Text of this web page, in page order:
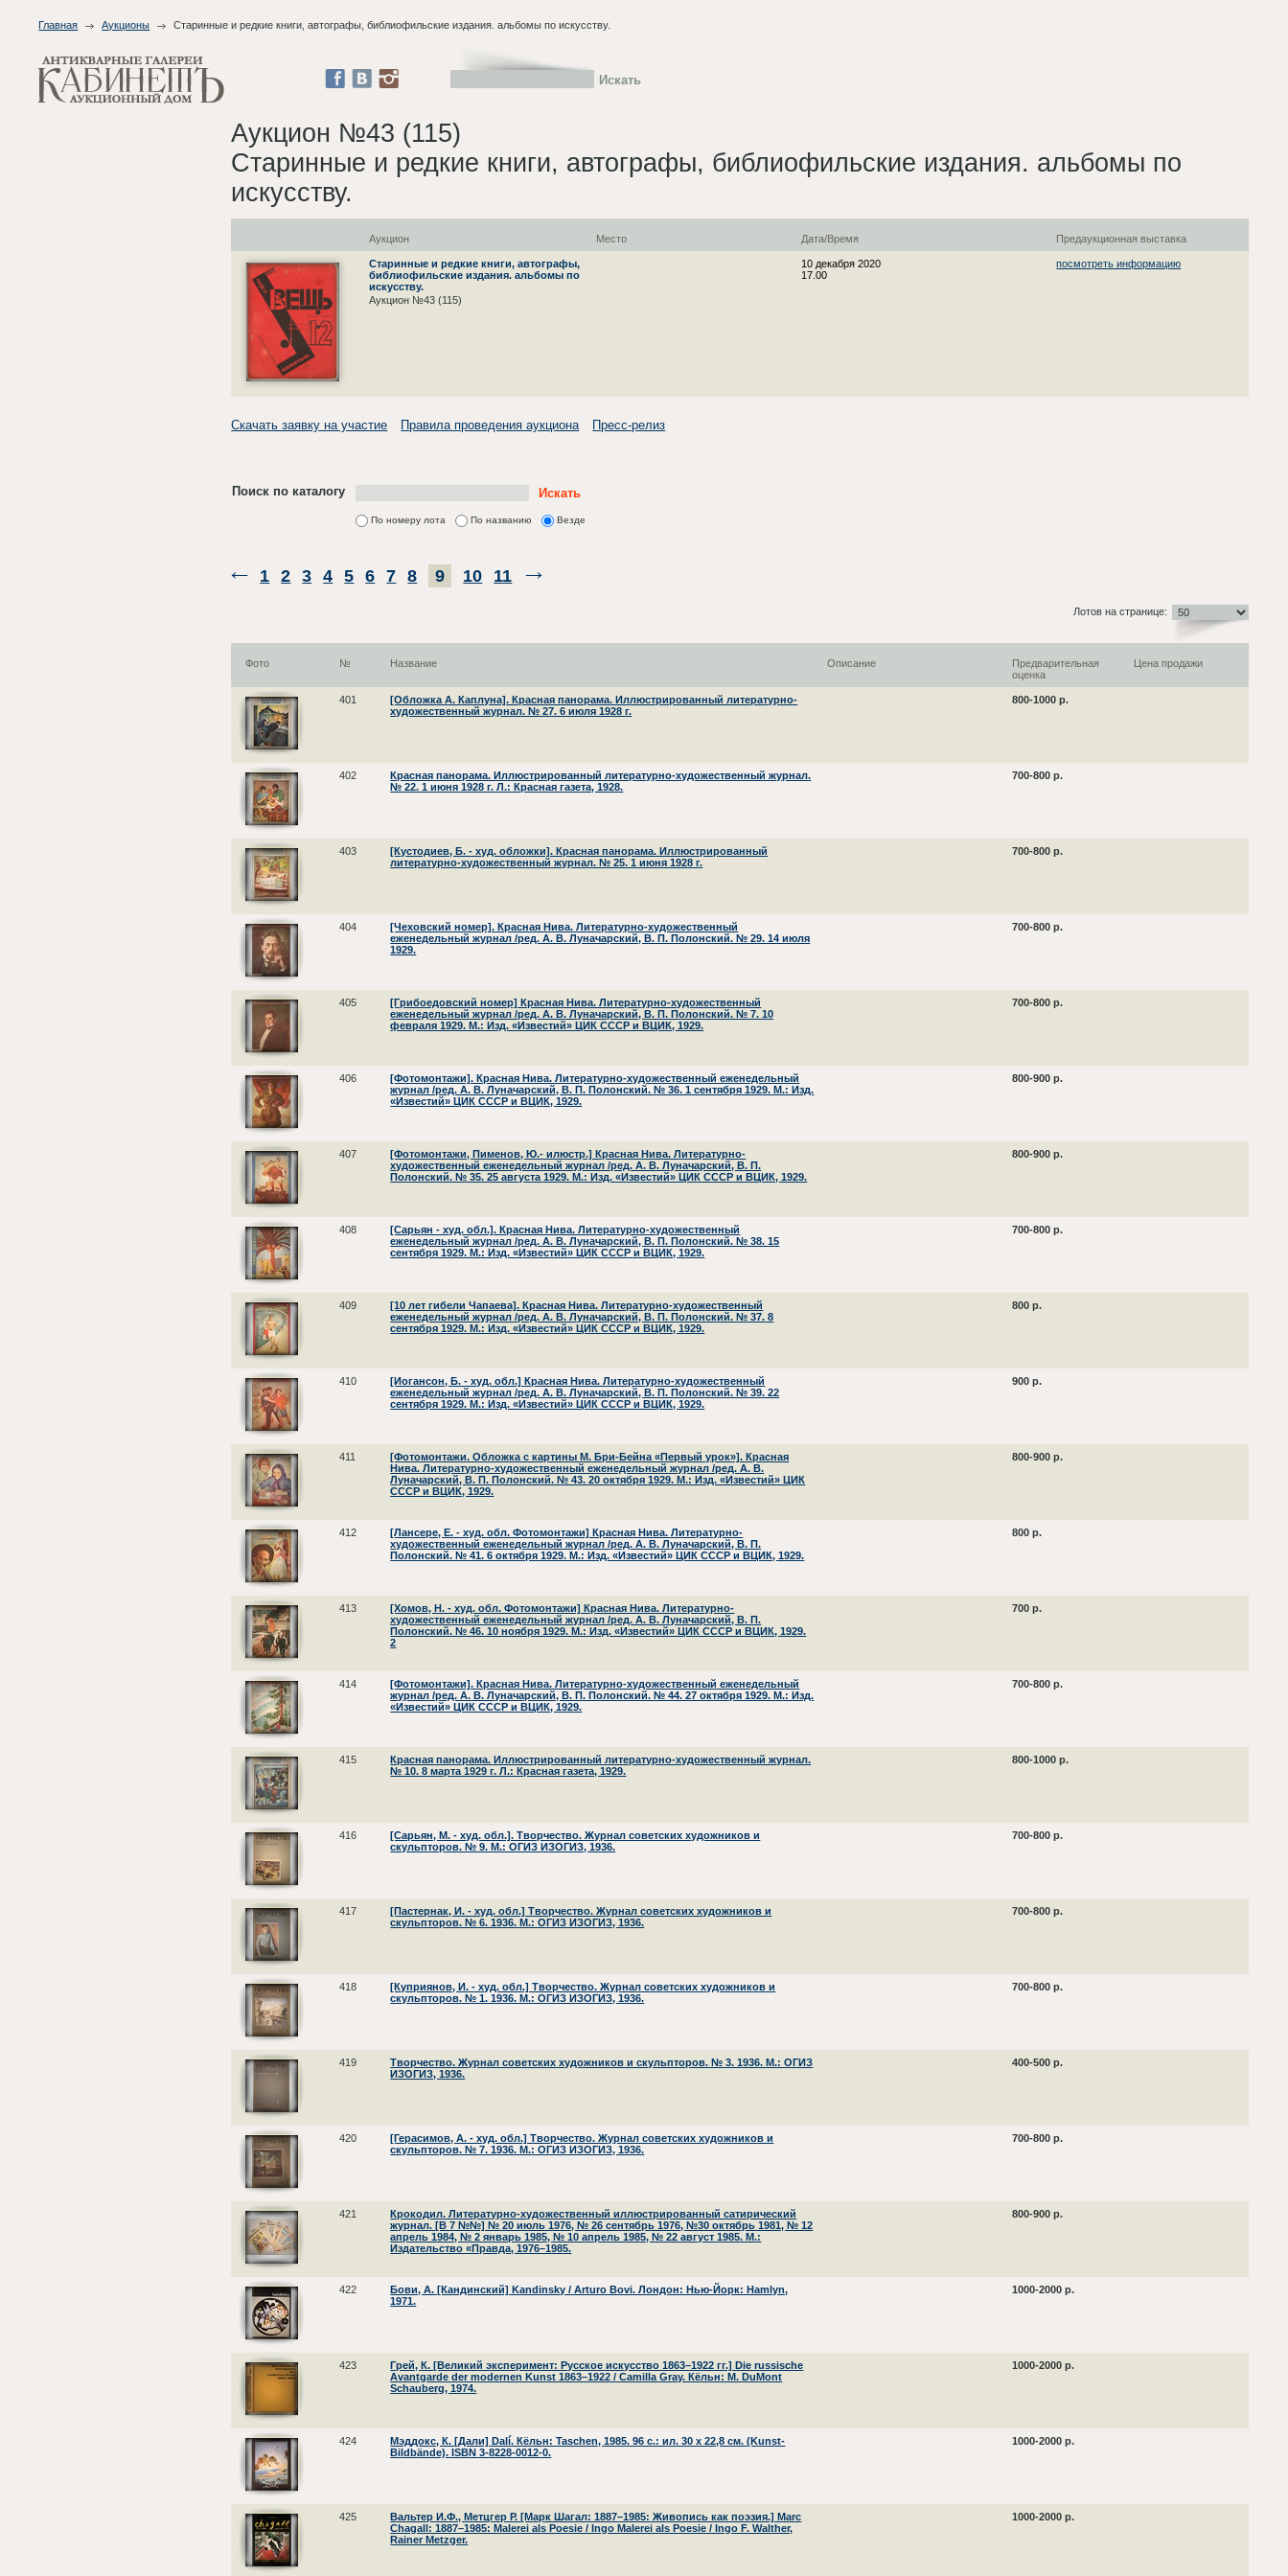
Главная Аукционы Старинные и редкие книги, автографы, библиофильские издания. альбомы по искусству.
Аукцион №43 (115)
Старинные и редкие книги, автографы, библиофильские издания. альбомы по
искусству.
Аукцион Место Дата/Время Предаукционная выставка
Старинные и редкие книги, автографы,
библиофильские издания. альбомы по
искусству.
Аукцион №43 (115)
10 декабря 2020
17.00
посмотреть информацию
Скачать заявку на участие Правила проведения аукциона Пресс-релиз
Поиск по каталогу
По номеру лота По названию Везде
1 2 3 4 5 6 7 8 9 10 11
Лотов на странице:
Фото № Название Описание
Предварительная
оценка
Цена продажи
401
[Обложка А. Каплуна]. Красная панорама. Иллюстрированный литературно-
художественный журнал. № 27. 6 июля 1928 г.
800-1000 р.
402
Красная панорама. Иллюстрированный литературно-художественный журнал.
№ 22. 1 июня 1928 г. Л.: Красная газета, 1928.
700-800 р.
403
[Кустодиев, Б. - худ. обложки]. Красная панорама. Иллюстрированный
литературно-художественный журнал. № 25. 1 июня 1928 г.
700-800 р.
404
[Чеховский номер]. Красная Нива. Литературно-художественный
еженедельный журнал /ред. А. В. Луначарский, В. П. Полонский. № 29. 14 июля
1929.
700-800 р.
405
[Грибоедовский номер] Красная Нива. Литературно-художественный
еженедельный журнал /ред. А. В. Луначарский, В. П. Полонский. № 7. 10
февраля 1929. М.: Изд. «Известий» ЦИК СССР и ВЦИК, 1929.
700-800 р.
406
[Фотомонтажи]. Красная Нива. Литературно-художественный еженедельный
журнал /ред. А. В. Луначарский, В. П. Полонский. № 36. 1 сентября 1929. М.: Изд.
«Известий» ЦИК СССР и ВЦИК, 1929.
800-900 р.
407
[Фотомонтажи, Пименов, Ю.- илюстр.] Красная Нива. Литературно-
художественный еженедельный журнал /ред. А. В. Луначарский, В. П.
Полонский. № 35. 25 августа 1929. М.: Изд. «Известий» ЦИК СССР и ВЦИК, 1929.
800-900 р.
408
[Сарьян - худ. обл.]. Красная Нива. Литературно-художественный
еженедельный журнал /ред. А. В. Луначарский, В. П. Полонский. № 38. 15
сентября 1929. М.: Изд. «Известий» ЦИК СССР и ВЦИК, 1929.
700-800 р.
409
[10 лет гибели Чапаева]. Красная Нива. Литературно-художественный
еженедельный журнал /ред. А. В. Луначарский, В. П. Полонский. № 37. 8
сентября 1929. М.: Изд. «Известий» ЦИК СССР и ВЦИК, 1929.
800 р.
410
[Иогансон, Б. - худ. обл.] Красная Нива. Литературно-художественный
еженедельный журнал /ред. А. В. Луначарский, В. П. Полонский. № 39. 22
сентября 1929. М.: Изд. «Известий» ЦИК СССР и ВЦИК, 1929.
900 р.
411
[Фотомонтажи. Обложка с картины М. Бри-Бейна «Первый урок»]. Красная
Нива. Литературно-художественный еженедельный журнал /ред. А. В.
Луначарский, В. П. Полонский. № 43. 20 октября 1929. М.: Изд. «Известий» ЦИК
СССР и ВЦИК, 1929.
800-900 р.
412
[Лансере, Е. - худ. обл. Фотомонтажи] Красная Нива. Литературно-
художественный еженедельный журнал /ред. А. В. Луначарский, В. П.
Полонский. № 41. 6 октября 1929. М.: Изд. «Известий» ЦИК СССР и ВЦИК, 1929.
800 р.
413
[Хомов, Н. - худ. обл. Фотомонтажи] Красная Нива. Литературно-
художественный еженедельный журнал /ред. А. В. Луначарский, В. П.
Полонский. № 46. 10 ноября 1929. М.: Изд. «Известий» ЦИК СССР и ВЦИК, 1929.
2
700 р.
414
[Фотомонтажи]. Красная Нива. Литературно-художественный еженедельный
журнал /ред. А. В. Луначарский, В. П. Полонский. № 44. 27 октября 1929. М.: Изд.
«Известий» ЦИК СССР и ВЦИК, 1929.
700-800 р.
415
Красная панорама. Иллюстрированный литературно-художественный журнал.
№ 10. 8 марта 1929 г. Л.: Красная газета, 1929.
800-1000 р.
416
[Сарьян, М. - худ. обл.]. Творчество. Журнал советских художников и
скульпторов. № 9. М.: ОГИЗ ИЗОГИЗ, 1936.
700-800 р.
417
[Пастернак, И. - худ. обл.] Творчество. Журнал советских художников и
скульпторов. № 6. 1936. М.: ОГИЗ ИЗОГИЗ, 1936.
700-800 р.
418
[Куприянов, И. - худ. обл.] Творчество. Журнал советских художников и
скульпторов. № 1. 1936. М.: ОГИЗ ИЗОГИЗ, 1936.
700-800 р.
419
Творчество. Журнал советских художников и скульпторов. № 3. 1936. М.: ОГИЗ
ИЗОГИЗ, 1936.
400-500 р.
420
[Герасимов, А. - худ. обл.] Творчество. Журнал советских художников и
скульпторов. № 7. 1936. М.: ОГИЗ ИЗОГИЗ, 1936.
700-800 р.
421
Крокодил. Литературно-художественный иллюстрированный сатирический
журнал. [В 7 №№] № 20 июль 1976, № 26 сентябрь 1976, №30 октябрь 1981, № 12
апрель 1984, № 2 январь 1985, № 10 апрель 1985, № 22 август 1985. М.:
Издательство «Правда, 1976–1985.
800-900 р.
422
Бови, А. [Кандинский] Kandinsky / Arturo Bovi. Лондон: Нью-Йорк: Hamlyn,
1971.
1000-2000 р.
423
Грей, К. [Великий эксперимент: Русское искусство 1863–1922 гг.] Die russische
Avantgarde der modernen Kunst 1863–1922 / Camilla Gray. Кёльн: M. DuMont
Schauberg, 1974.
1000-2000 р.
424
Мэддокс, К. [Дали] Dalí. Кёльн: Taschen, 1985. 96 с.: ил. 30 х 22,8 см. (Kunst-
Bildbände). ISBN 3-8228-0012-0.
1000-2000 р.
425
Вальтер И.Ф., Метцгер Р. [Марк Шагал: 1887–1985: Живопись как поэзия.] Marc
Chagall: 1887–1985: Malerei als Poesie / Ingo Malerei als Poesie / Ingo F. Walther,
Rainer Metzger.
1000-2000 р.